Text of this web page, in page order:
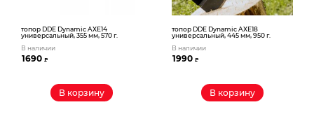
топор DDE Dynamic AXE14
универсальный, 355 мм, 570 г.
В наличии
1690₽
В корзину
топор DDE Dynamic AXE18
универсальный, 445 мм, 950 г.
В наличии
1990₽
В корзину